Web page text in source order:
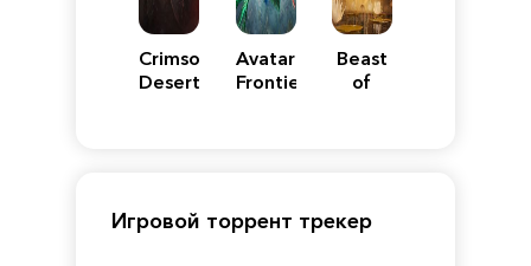
Crimson
Desert
Avatar:
Frontiers
Beast
of
Игровой торрент трекер